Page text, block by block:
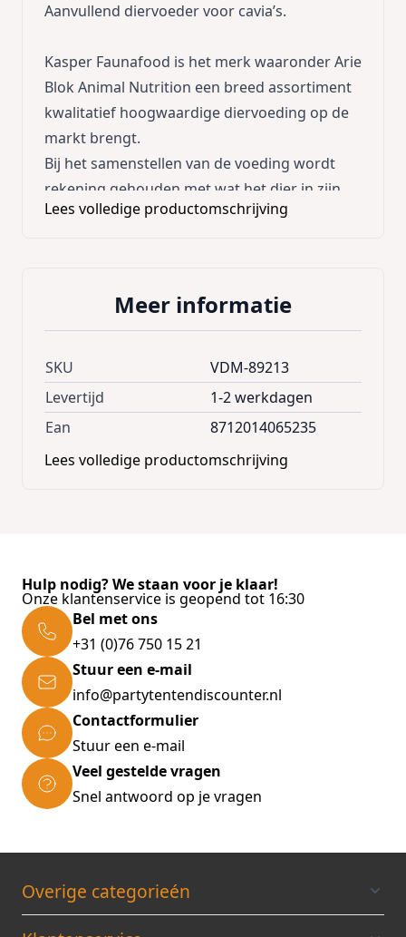
Aanvullend diervoeder voor cavia’s.
Kasper Faunafood is het merk waaronder Arie
Blok Animal Nutrition een breed assortiment
kwalitatief hoogwaardige diervoeding op de
markt brengt.
Bij het samenstellen van de voeding wordt
rekening gehouden met wat het dier in zijn
natuurlijke omgeving eet. Ook houden wij
geselecteerd en gecontroleerd op
uitsluitend eerste kwaliteit wordt verwerkt.
Kasper Faunafood mag puur natuur heten,
beter is er niet!
assortiment kwaliteitsvoeding voor fokkers
(Bij)producten oliehoudende zaden*,
gedroogde voedergewassen, graan,
graan(bij)producten, vezelrijke producten,
(bij)producten suikerbereiding, mineralen,
oliën en vetten.
* Geproduceerd met genetisch
gemodificeerde soja.
Analytische bestanddelen:
15,6%, ruwe as 8,0%, calcium 0,80%, fosfor
Lees volledige productomschrijving
Meer informatie
SKU
VDM-89213
Levertijd
1-2 werkdagen
Ean
8712014065235
Lees volledige productomschrijving
Hulp nodig? We staan voor je klaar!
Onze klantenservice is geopend tot 16:30
Bel met ons
+31 (0)76 750 15 21
Stuur een e-mail
info@partytentendiscounter.nl
Contactformulier
Stuur een e-mail
Veel gestelde vragen
Snel antwoord op je vragen
Overige categorieén